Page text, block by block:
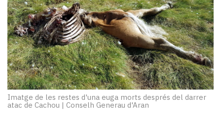
Reportatges
Entrevistes
Enquestes
A
escena!
Dis
la
teva!
Subscriptors
La
Imatge de les restes d'una euga morts després del darrer
atac de Cachou | Conselh Generau d'Aran